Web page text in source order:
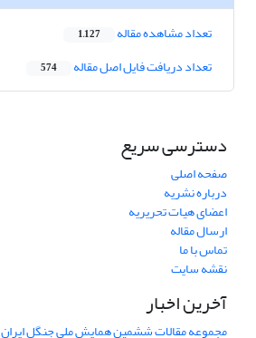
تعداد مشاهده مقاله 1,127
تعداد دریافت فایل اصل مقاله 574
دسترسی سریع
صفحه اصلی
درباره نشریه
اعضای هیات تحریریه
ارسال مقاله
تماس با ما
نقشه سایت
آخرین اخبار
مجموعه مقالات ششمین همایش ملی جنگل ایران